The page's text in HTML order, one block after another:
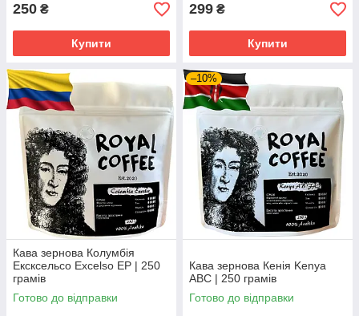
250 ₴
Купити
299 ₴
Купити
Кава зернова Колумбія
Ексксельсо Excelso EP | 250
грамів
Готово до відправки
–10%
Кава зернова Кенія Kenya
ABC | 250 грамів
Готово до відправки